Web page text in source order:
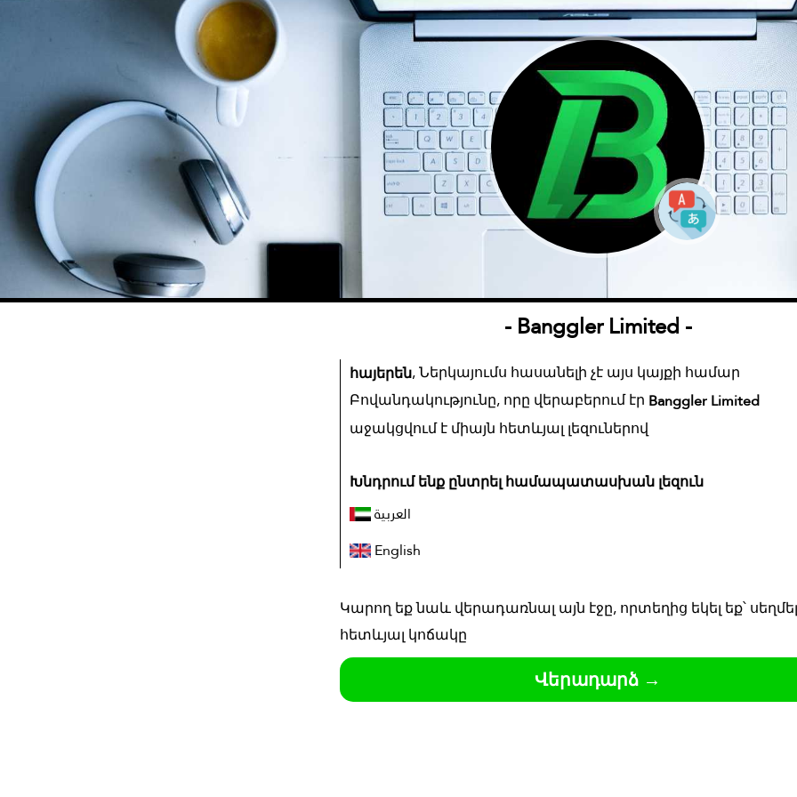
- Banggler Limited -
հայերեն, Ներկայումս հասանելի չէ այս կայքի համար
Բովանդակությունը, որը վերաբերում էրBanggler Limited
աջակցվում է միայն հետևյալ լեզուներով
Խնդրում ենք ընտրել համապատասխան լեզուն
العربية
English
Կարող եք նաև վերադառնալ այն էջը, որտեղից եկել եք՝
հետևյալ կոճակը
Վերադարձ →